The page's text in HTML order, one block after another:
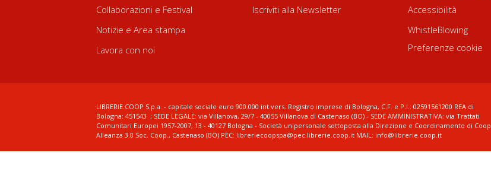
Collaborazioni e Festival
Notizie e Area stampa
Lavora con noi
Iscriviti alla Newsletter
Accessibilità
WhistleBlowing
Preferenze cookie
LIBRERIE.COOP S.p.a. - capitale sociale euro 900.000 int.vers. Registro imprese di Bologna, C.F. e P.I.: 02591561200 REA di
Bologna: 451543 ; SEDE LEGALE: via Villanova, 29/7 - 40055 Villanova di Castenaso (BO) - SEDE AMMINISTRATIVA: via Trattati
Comunitari Europei 1957-2007, 13 - 40127 Bologna - Società unipersonale sottoposta alla Direzione e Coordinamento di Coop
Alleanza 3.0 Soc. Coop., Castenaso (BO) PEC: libreriecoopspa@pec.librerie.coop.it MAIL: info@librerie.coop.it